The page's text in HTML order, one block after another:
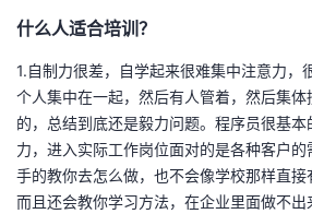
者
学
堂
我
支
持
我
的
我
什么人适合培训？
1.自制力很差，自学起来很难集中注意力，
个人集中在一起，然后有人管着，然后集
的，总结到底还是毅力问题。程序员很基
力，进入实际工作岗位面对的是各种客户
手的教你去怎么做，也不会像学校那样直接
而且还会教你学习方法，在企业里面做不出